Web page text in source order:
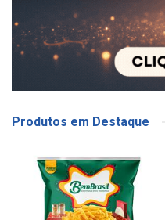
Produtos em Destaque